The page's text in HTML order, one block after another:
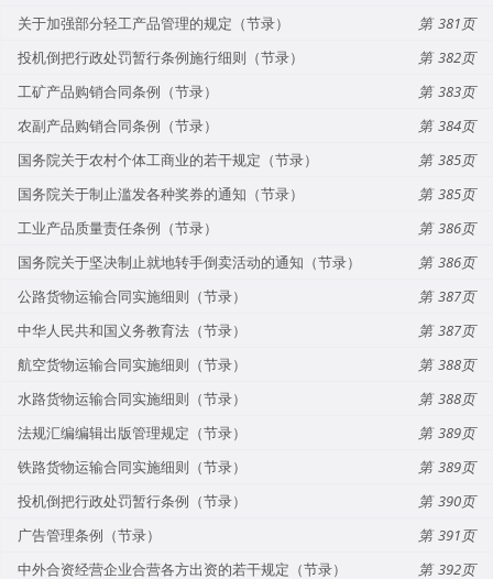
关于加强部分轻工产品管理的规定（节录）
381
投机倒把行政处罚暂行条例施行细则（节录）
382
工矿产品购销合同条例（节录）
383
农副产品购销合同条例（节录）
384
国务院关于农村个体工商业的若干规定（节录）
385
国务院关于制止滥发各种奖券的通知（节录）
385
工业产品质量责任条例（节录）
386
国务院关于坚决制止就地转手倒卖活动的通知（节录）
386
公路货物运输合同实施细则（节录）
387
中华人民共和国义务教育法（节录）
387
航空货物运输合同实施细则（节录）
388
水路货物运输合同实施细则（节录）
388
法规汇编编辑出版管理规定（节录）
389
铁路货物运输合同实施细则（节录）
389
投机倒把行政处罚暂行条例（节录）
390
广告管理条例（节录）
391
中外合资经营企业合营各方出资的若干规定（节录）
392